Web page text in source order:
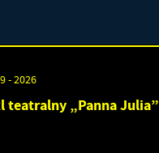
- 2026
teatralny „Panna Julia”